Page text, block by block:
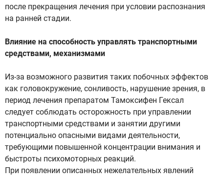
после прекращения лечения при условии распознания
на ранней стадии.
Влияние на способность управлять транспортными
средствами, механизмами
Из-за возможного развития таких побочных эффектов
как головокружение, сонливость, нарушение зрения, в
период лечения препаратом Тамоксифен Гексал
следует соблюдать осторожность при управлении
транспортными средствами и занятии другими
потенциально опасными видами деятельности,
требующими повышенной концентрации внимания и
быстроты психомоторных реакций.
При появлении описанных нежелательных явлений